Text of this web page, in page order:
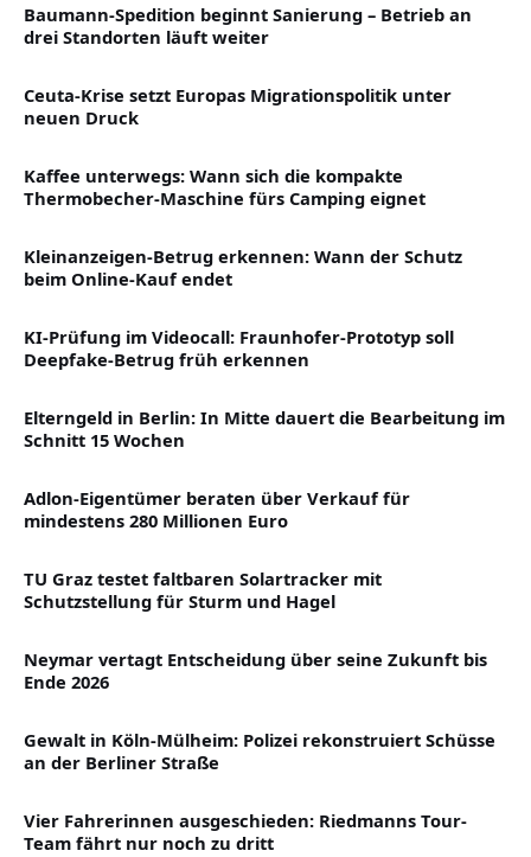
Baumann-Spedition beginnt Sanierung – Betrieb an
drei Standorten läuft weiter
Ceuta-Krise setzt Europas Migrationspolitik unter
neuen Druck
Kaffee unterwegs: Wann sich die kompakte
Thermobecher-Maschine fürs Camping eignet
Kleinanzeigen-Betrug erkennen: Wann der Schutz
beim Online-Kauf endet
KI-Prüfung im Videocall: Fraunhofer-Prototyp soll
Deepfake-Betrug früh erkennen
Elterngeld in Berlin: In Mitte dauert die Bearbeitung im
Schnitt 15 Wochen
Adlon-Eigentümer beraten über Verkauf für
mindestens 280 Millionen Euro
TU Graz testet faltbaren Solartracker mit
Schutzstellung für Sturm und Hagel
Neymar vertagt Entscheidung über seine Zukunft bis
Ende 2026
Gewalt in Köln-Mülheim: Polizei rekonstruiert Schüsse
an der Berliner Straße
Vier Fahrerinnen ausgeschieden: Riedmanns Tour-
Team fährt nur noch zu dritt